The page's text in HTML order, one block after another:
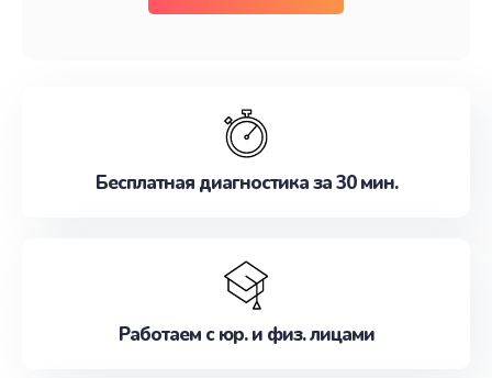
Бесплатная диагностика за 30 мин.
Работаем с юр. и физ. лицами